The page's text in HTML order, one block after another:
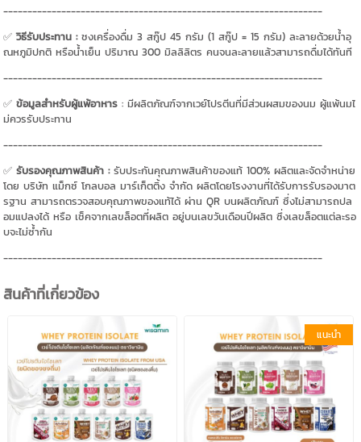
------------------------------------------------------------------
✅วิธีรับประทาน :ชงเครื่องดื่ม 3 สกู๊ป 45 กรัม (1 สกู๊ป = 15 กรัม) ละลายด้วยน้ำอุ
ณหภูมิปกติ หรือน้ำเย็น ปริมาณ 300 มิลลิลิตร คนจนละลายแล้วสามารถดื่มได้ทันที
------------------------------------------------------------------
✅ข้อมูลสำหรับผู้แพ้อาหาร: มีผลิตภัณฑ์จากเวย์โปรตีนที่มีส่วนผสมของนม ผู้แพ้นมไ
ม่ควรรับประทาน
------------------------------------------------------------------
✅รับรองคุณภาพสินค้า :รับประกันคุณภาพสินค้าของแท้ 100% ผลิตและจัดจำหน่าย
โดย บริษัท แม็กซ์ โกลบอล มาร์เก็ตติ้ง จำกัด ผลิตโดยโรงงานที่ได้รับการรับรองมาต
รฐาน สามารถตรวจสอบคุณภาพของแท้ได้ ผ่าน QR บนผลิตภัณฑ์ ซึ่งไม่สามารถปล
อมแปลงได้ หรือ เช็คจากเลขล็อตที่ผลิต อยู่บนเลขวันเดือนปีผลิต ซึ่งเลขล็อตแต่ละรอ
บจะไม่ซ้ำกัน
------------------------------------------------------------------
สินค้าที่เกี่ยวข้อง
แนะนำ